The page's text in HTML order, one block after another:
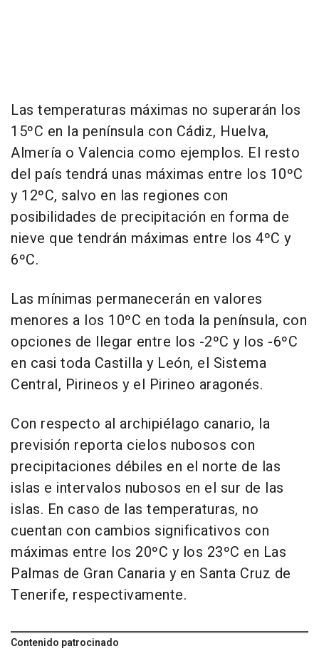
Las temperaturas máximas no superarán los
15ºC en la península con Cádiz, Huelva,
Almería o Valencia como ejemplos. El resto
del país tendrá unas máximas entre los 10ºC
y 12ºC, salvo en las regiones con
posibilidades de precipitación en forma de
nieve que tendrán máximas entre los 4ºC y
6ºC.
Las mínimas permanecerán en valores
menores a los 10ºC en toda la península, con
opciones de llegar entre los -2ºC y los -6ºC
en casi toda Castilla y León, el Sistema
Central, Pirineos y el Pirineo aragonés.
Con respecto al archipiélago canario, la
previsión reporta cielos nubosos con
precipitaciones débiles en el norte de las
islas e intervalos nubosos en el sur de las
islas. En caso de las temperaturas, no
cuentan con cambios significativos con
máximas entre los 20ºC y los 23ºC en Las
Palmas de Gran Canaria y en Santa Cruz de
Tenerife, respectivamente.
Contenido patrocinado